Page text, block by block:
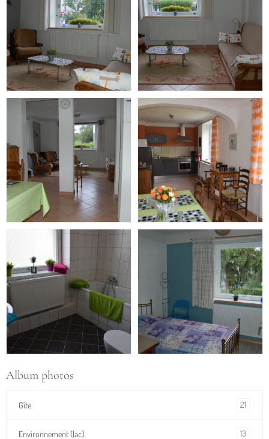
Album photos
Gîte 21
Environnement (lac) 13